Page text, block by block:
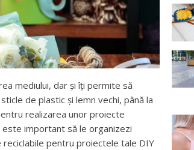
mediului, dar și îți permite să
de plastic și lemn vechi, până la
realizarea unor proiecte
este important să le organizezi
pentru proiectele tale DIY